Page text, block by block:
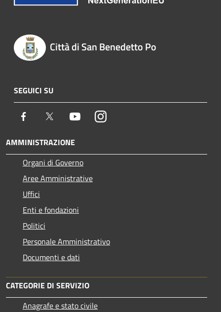
Città di San Benedetto Po
SEGUICI SU
Facebook Twitter YoutubeInstagram
AMMINISTRAZIONE
Organi di Governo
Aree Amministrative
Uffici
Enti e fondazioni
Politici
Personale Amministrativo
Documenti e dati
CATEGORIE DI SERVIZIO
Anagrafe e stato civile